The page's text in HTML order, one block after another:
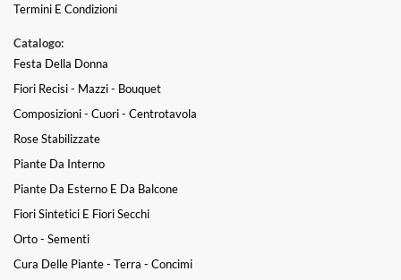
Termini E Condizioni
Catalogo:
Festa Della Donna
Fiori Recisi - Mazzi - Bouquet
Composizioni - Cuori - Centrotavola
Rose Stabilizzate
Piante Da Interno
Piante Da Esterno E Da Balcone
Fiori Sintetici E Fiori Secchi
Orto - Sementi
Cura Delle Piante - Terra - Concimi